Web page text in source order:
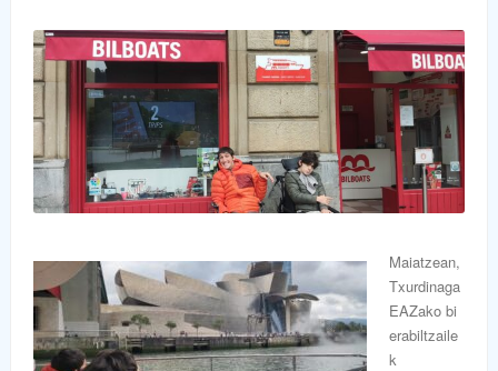
Maiatzean,
Txurdinaga
EAZako bi
erabiltzaile
k